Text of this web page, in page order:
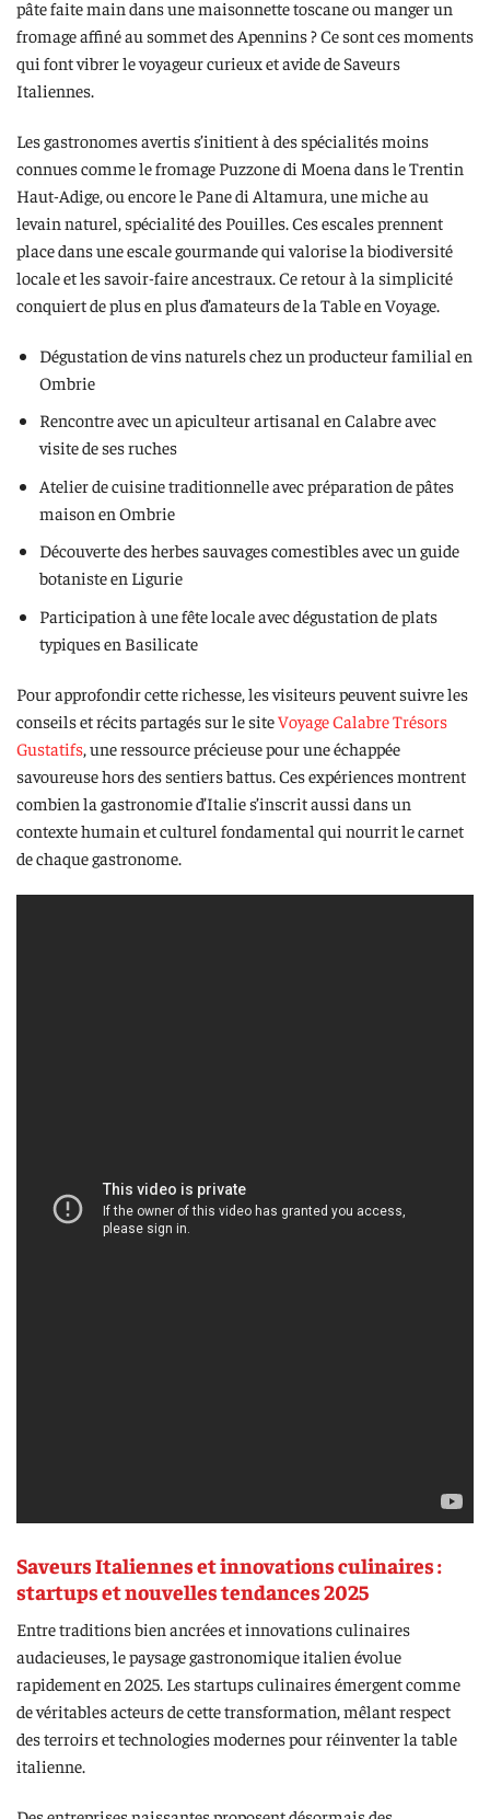
pâte faite main dans une maisonnette toscane ou manger un
fromage affiné au sommet des Apennins ? Ce sont ces moments
qui font vibrer le voyageur curieux et avide de Saveurs
Italiennes.
Les gastronomes avertis s’initient à des spécialités moins
connues comme le fromage Puzzone di Moena dans le Trentin
Haut-Adige, ou encore le Pane di Altamura, une miche au
levain naturel, spécialité des Pouilles. Ces escales prennent
place dans une escale gourmande qui valorise la biodiversité
locale et les savoir-faire ancestraux. Ce retour à la simplicité
conquiert de plus en plus d’amateurs de la Table en Voyage.
Dégustation de vins naturels chez un producteur familial en
Ombrie
Rencontre avec un apiculteur artisanal en Calabre avec
visite de ses ruches
Atelier de cuisine traditionnelle avec préparation de pâtes
maison en Ombrie
Découverte des herbes sauvages comestibles avec un guide
botaniste en Ligurie
Participation à une fête locale avec dégustation de plats
typiques en Basilicate
Pour approfondir cette richesse, les visiteurs peuvent suivre les
conseils et récits partagés sur le siteVoyage Calabre Trésors
Gustatifs , une ressource précieuse pour une échappée
savoureuse hors des sentiers battus. Ces expériences montrent
combien la gastronomie d’Italie s’inscrit aussi dans un
contexte humain et culturel fondamental qui nourrit le carnet
de chaque gastronome.
Saveurs Italiennes et innovations culinaires :
startups et nouvelles tendances 2025
Entre traditions bien ancrées et innovations culinaires
audacieuses, le paysage gastronomique italien évolue
rapidement en 2025. Les startups culinaires émergent comme
de véritables acteurs de cette transformation, mêlant respect
des terroirs et technologies modernes pour réinventer la table
italienne.